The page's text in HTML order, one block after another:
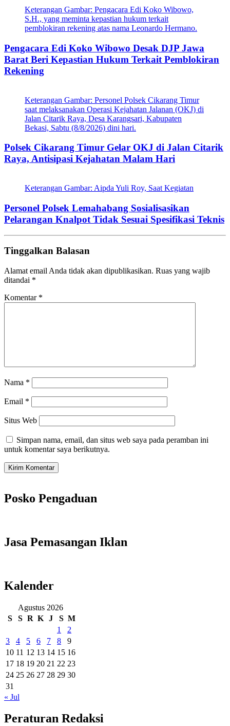
Keterangan Gambar: Pengacara Edi Koko Wibowo,
S.H., yang meminta kepastian hukum terkait
pemblokiran rekening atas nama Leonardo Hermano.
Pengacara Edi Koko Wibowo Desak DJP Jawa
Barat Beri Kepastian Hukum Terkait Pemblokiran
Rekening
Keterangan Gambar: Personel Polsek Cikarang Timur
saat melaksanakan Operasi Kejahatan Jalanan (OKJ) di
Jalan Citarik Raya, Desa Karangsari, Kabupaten
Bekasi, Sabtu (8/8/2026) dini hari.
Polsek Cikarang Timur Gelar OKJ di Jalan Citarik
Raya, Antisipasi Kejahatan Malam Hari
Keterangan Gambar: Aipda Yuli Roy, Saat Kegiatan
Personel Polsek Lemahabang Sosialisasikan
Pelarangan Knalpot Tidak Sesuai Spesifikasi Teknis
Tinggalkan Balasan
Alamat email Anda tidak akan dipublikasikan. Ruas yang wajib
ditandai *
Komentar *
Nama *
Email *
Situs Web
Simpan nama, email, dan situs web saya pada peramban ini
untuk komentar saya berikutnya.
Posko Pengaduan
Jasa Pemasangan Iklan
Kalender
Agustus 2026
S
S R K J S M
1
2
3
4 5 6 7 8
9
10 11 12 13 14 15 16
17 18 19 20 21 22 23
24 25 26 27 28 29 30
31
« Jul
Peraturan Redaksi